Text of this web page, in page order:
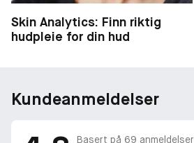
Skin Analytics: Finn riktig
hudpleie for din hud
Kundeanmeldelser
Basert på 69 anmeldelser